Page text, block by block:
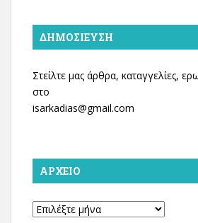
ΔΗΜΟΣΊΕΥΣΗ
Στείλτε μας άρθρα, καταγγελίες,
στο
isarkadias@gmail.com
ΑΡΧΕΊΟ
Αρχείο